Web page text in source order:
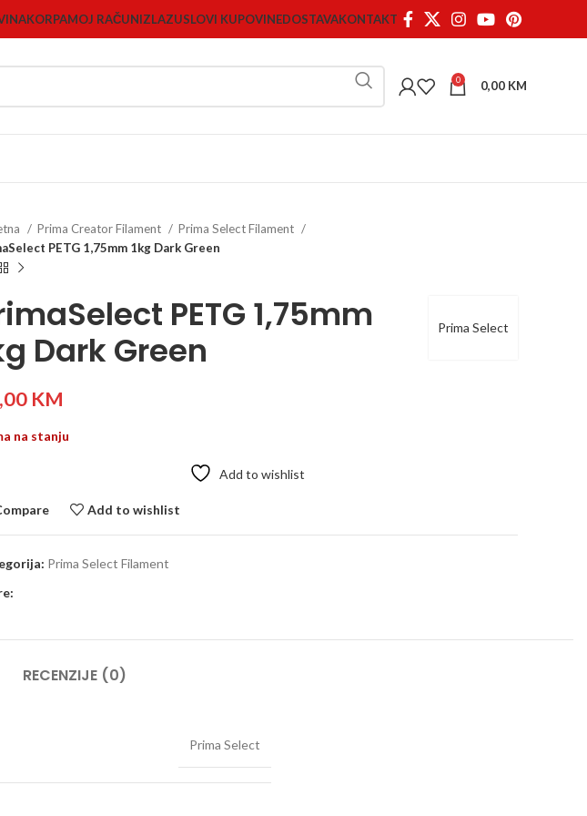
KORPAMOJ RAČUNIZLAZUSLOVI KUPOVINEDOSTAVAKONTAKT
0 0,00 KM
Prima Creator Filament
Prima Select Filament
PETG 1,75mm 1kg Dark Green
Prima Select
PETG 1,75mm
Dark Green
KM
na stanju
Add to wishlist
Add to wishlist
Prima Select Filament
RECENZIJE (0)
Prima Select